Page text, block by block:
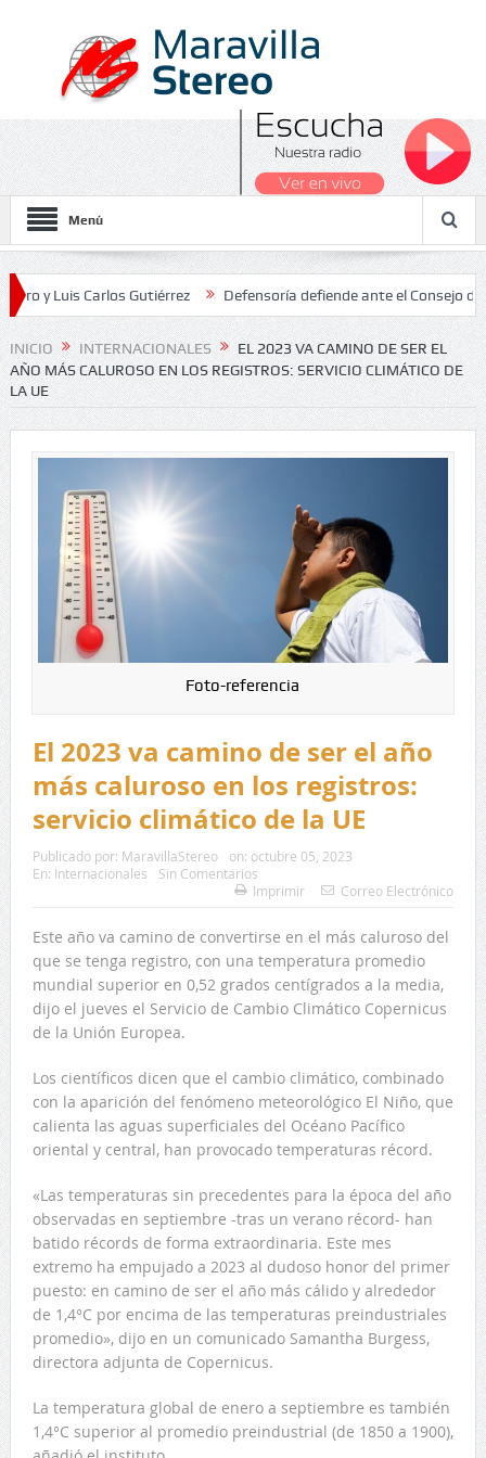
Menú
Carlos Gutiérrez Defensoría defiende ante el Consejo de Estado
2026
INICIO INTERNACIONALES
EL 2023 VA CAMINO DE SER EL
AÑO MÁS CALUROSO EN LOS REGISTROS: SERVICIO CLIMÁTICO DE
LA UE
Foto-referencia
El 2023 va camino de ser el año
más caluroso en los registros:
servicio climático de la UE
Publicado por: MaravillaStereo on: octubre 05, 2023
En: Internacionales
Sin Comentarios
Imprimir
Correo Electrónico
Este año va camino de convertirse en el más caluroso del
que se tenga registro, con una temperatura promedio
mundial superior en 0,52 grados centígrados a la media,
dijo el jueves el Servicio de Cambio Climático Copernicus
de la Unión Europea.
Los científicos dicen que el cambio climático, combinado
con la aparición del fenómeno meteorológico El Niño, que
calienta las aguas superficiales del Océano Pacífico
oriental y central, han provocado temperaturas récord.
«Las temperaturas sin precedentes para la época del año
observadas en septiembre -tras un verano récord- han
batido récords de forma extraordinaria. Este mes
extremo ha empujado a 2023 al dudoso honor del primer
puesto: en camino de ser el año más cálido y alrededor
de 1,4°C por encima de las temperaturas preindustriales
promedio», dijo en un comunicado Samantha Burgess,
directora adjunta de Copernicus.
La temperatura global de enero a septiembre es también
1,4°C superior al promedio preindustrial (de 1850 a 1900),